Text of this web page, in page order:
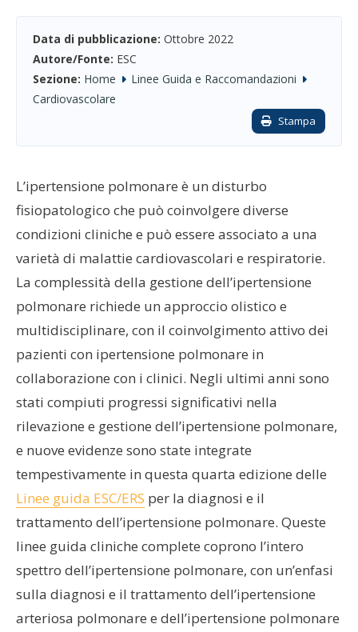
Data di pubblicazione: Ottobre 2022
Autore/Fonte: ESC
Sezione: Home
Linee Guida e Raccomandazioni
Cardiovascolare
Stampa
L’ipertensione polmonare è un disturbo
fisiopatologico che può coinvolgere diverse
condizioni cliniche e può essere associato a una
varietà di malattie cardiovascolari e respiratorie.
La complessità della gestione dell’ipertensione
polmonare richiede un approccio olistico e
multidisciplinare, con il coinvolgimento attivo dei
pazienti con ipertensione polmonare in
collaborazione con i clinici. Negli ultimi anni sono
stati compiuti progressi significativi nella
rilevazione e gestione dell’ipertensione polmonare,
e nuove evidenze sono state integrate
tempestivamente in questa quarta edizione delle
Linee guida ESC/ERS per la diagnosi e il
trattamento dell’ipertensione polmonare. Queste
linee guida cliniche complete coprono l’intero
spettro dell’ipertensione polmonare, con un’enfasi
sulla diagnosi e il trattamento dell’ipertensione
arteriosa polmonare e dell’ipertensione polmonare